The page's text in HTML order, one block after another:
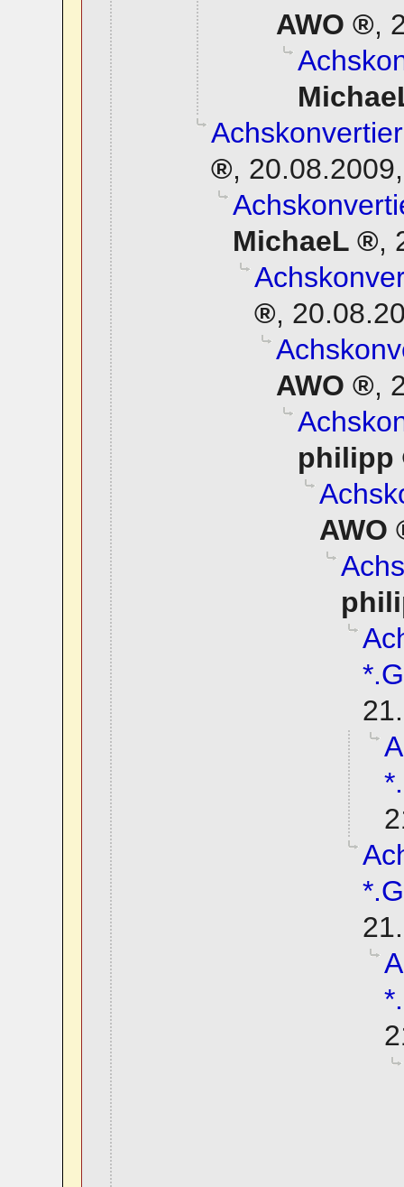
AWO
,
,
MichaeL
,
,
AWO
,
philipp
AWO